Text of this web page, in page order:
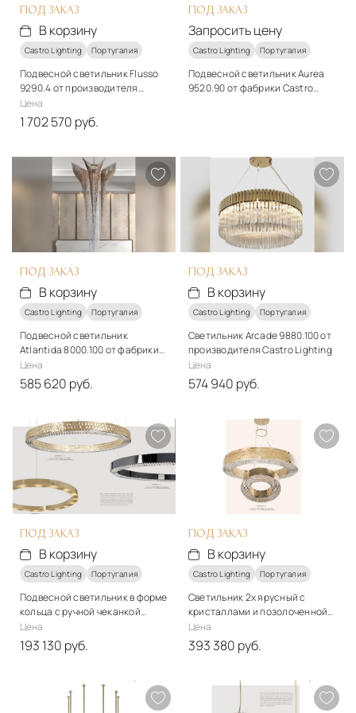
ПОД ЗАКАЗ
В корзину
Castro Lighting Португалия
Подвесной светильник Flusso
9290.4 от производителя
Castro Lighting
Цена
1 702 570 руб.
арт-деко
Материалы
Металл
Подробнее
В корзину
ПОД ЗАКАЗ
Запросить цену
Castro Lighting Португалия
Подвесной светильник Aurea
9520.90 от фабрики Castro
Металл
Подробнее
Запросить цену
ПОД ЗАКАЗ
В корзину
Castro Lighting Португалия
Подвесной светильник
Atlantida 8000.100 от фабрики
Castro Lighting
Цена
585 620 руб.
арт-деко
Материалы
Кристаллы, металл
Подробнее
В корзину
ПОД ЗАКАЗ
В корзину
Castro Lighting Португалия
Светильник Arcade 9880.100 от
производителя Castro Lighting
Цена
574 940 руб.
Стекло, металл
Подробнее
В корзину
ПОД ЗАКАЗ
В корзину
Castro Lighting Португалия
Подвесной светильник в форме
кольца с ручной чеканкой
Castro lighting - Metis
Цена
193 130 руб.
Материалы
ПОД ЗАКАЗ
В корзину
Castro Lighting Португалия
Светильник 2х ярусный с
кристаллами и позолоченной
латунной структурой Castro
lighting - Maeve
Цена
393 380 руб.
арт-деко